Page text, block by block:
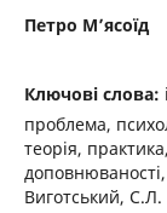
Петро М’ясоїд
Ключові слова:
проблема,
теорія,
Виготський,